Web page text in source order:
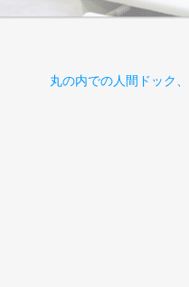
丸の内での人間ドック